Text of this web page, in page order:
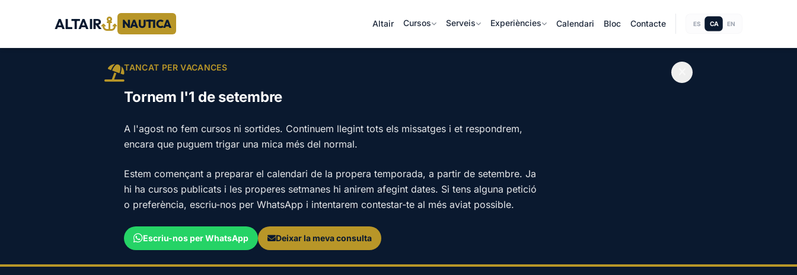
ALTAIR NAUTICA Altair Cursos Serveis Experiències Calendari Bloc Contacte ES CA EN
TANCAT PER VACANCES
Tornem l'1 de setembre
A l'agost no fem cursos ni sortides. Continuem llegint tots els missatges i et respondrem,
encara que puguem trigar una mica més del normal.
Estem començant a preparar el calendari de la propera temporada, a partir de setembre. Ja
hi ha cursos publicats i les properes setmanes hi anirem afegint dates. Si tens alguna petició
o preferència, escriu-nos per WhatsApp i intentarem contestar-te al més aviat possible.
Escriu-nos per WhatsApp Deixar la meva consulta